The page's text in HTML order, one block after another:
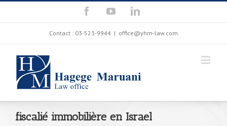
Contact : 03-523-9944 | office@yhm-law.com
fiscalié immobilière en Israel